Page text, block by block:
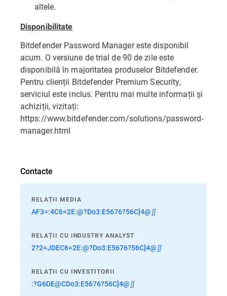
altele.
Disponibilitate
Bitdefender Password Manager este disponibil
acum. O versiune de trial de 90 de zile este
disponibilă în majoritatea produselor Bitdefender.
Pentru clienții Bitdefender Premium Security,
serviciul este inclus. Pentru mai multe informații și
achiziții, vizitați:
https://www.bitdefender.com/solutions/password-
manager.html
Contacte
RELAȚII MEDIA
AF3=:4C6=2E:@?Do3:E5676?56C]4@∬
RELAȚII CU INDUSTRY ANALYST
2?2=JDEC6=2E:@?Do3:E5676?56C]4@∬
RELAȚII CU INVESTITORII
:?G6DE@CDo3:E5676?56C]4@∬